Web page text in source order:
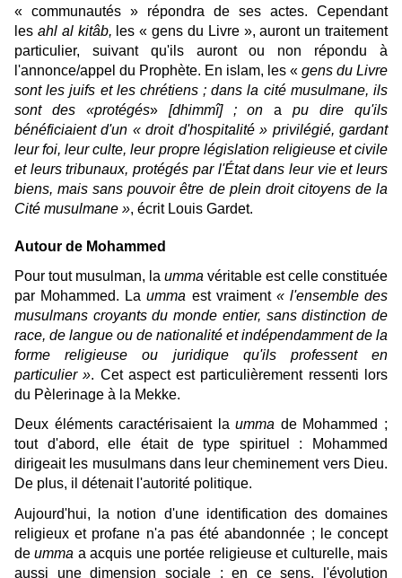
« communautés » répondra de ses actes. Cependant
les ahl al kitâb, les « gens du Livre », auront un traitement
particulier, suivant qu'ils auront ou non répondu à
l'annonce/appel du Prophète. En islam, les « gens du Livre
sont les juifs et les chrétiens ; dans la cité musulmane, ils
sont des «protégés» [dhimmî] ; onapu dire qu'ils
bénéficiaient d'un « droit d'hospitalité » privilégié, gardant
leur foi, leur culte, leur propre législation religieuse et civile
et leurs tribunaux, protégés par l'État dans leur vie et leurs
biens, mais sans pouvoir être de plein droit citoyens de la
Cité musulmane », écrit Louis Gardet.
Autour de Mohammed
Pour tout musulman, la umma véritable est celle constituée
par Mohammed. Laumma est vraiment « l'ensemble des
musulmans croyants du monde entier, sans distinction de
race, de langue ou de nationalité et indépendamment de la
forme religieuse ou juridique qu'ils professent en
particulier ». Cet aspect est particulièrement ressenti lors
du Pèlerinage à la Mekke.
Deux éléments caractérisaient laumma de Mohammed ;
tout d'abord, elle était de type spirituel : Mohammed
dirigeait les musulmans dans leur cheminement vers Dieu.
De plus, il détenait l'autorité politique.
Aujourd'hui, la notion d'une identification des domaines
religieux et profane n'a pas été abandonnée ; le concept
deumma a acquis une portée religieuse et culturelle, mais
aussi une dimension sociale ; en ce sens, l'évolution